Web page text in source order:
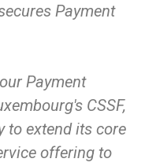
Payment
Payment
CSSF,
to extend its core
offering to